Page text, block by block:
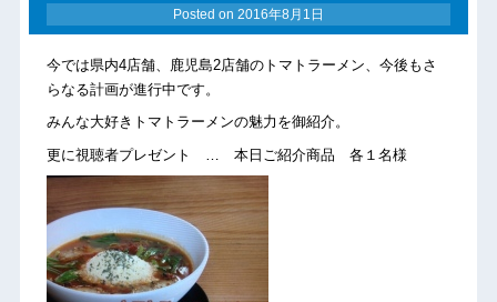
Posted on 2016年8月1日
今では県内4店舗、鹿児島2店舗のトマトラーメン、今後もさ
らなる計画が進行中です。
みんな大好きトマトラーメンの魅力を御紹介。
更に視聴者プレゼント … 本日ご紹介商品 各１名様